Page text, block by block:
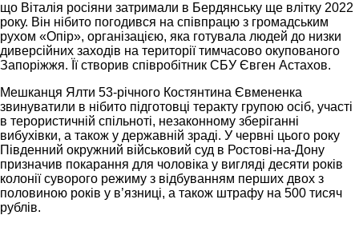
що Віталія росіяни затримали в Бердянську ще влітку 2022
року. Він нібито погодився на співпрацю з громадським
рухом «Опір», організацією, яка готувала людей до низки
диверсійних заходів на території тимчасово окупованого
Запоріжжя. Її створив співробітник СБУ Євген Астахов.
Мешканця Ялти 53-річного Костянтина Євмененка
звинуватили в нібито підготовці теракту групою осіб, участі
в терористичній спільноті, незаконному зберіганні
вибухівки, а також у державній зраді. У червні цього року
Південний окружний військовий суд в Ростові-на-Дону
призначив покарання для чоловіка у вигляді десяти років
колонії суворого режиму з відбуванням перших двох з
половиною років у в’язниці, а також штрафу на 500 тисяч
рублів.